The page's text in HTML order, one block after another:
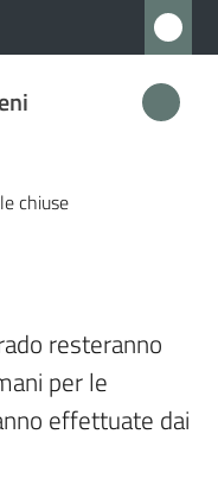
chiuse
resteranno
per le
effettuate dai